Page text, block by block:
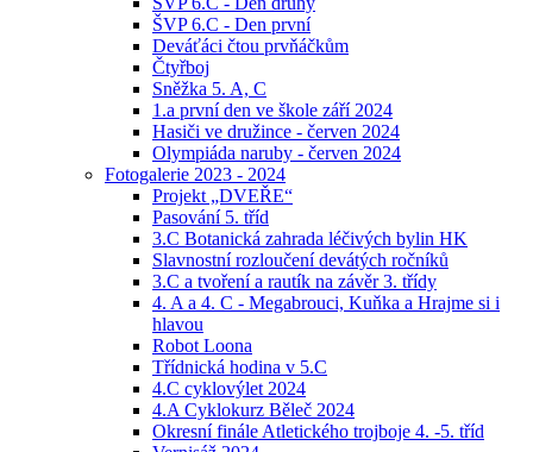
ŠVP 6.C - Den první
Deváťáci čtou prvňáčkům
Čtyřboj
Sněžka 5. A, C
1.a první den ve škole září 2024
Hasiči ve družince - červen 2024
Olympiáda naruby - červen 2024
Fotogalerie 2023 - 2024
Projekt „DVEŘE“
Pasování 5. tříd
3.C Botanická zahrada léčivých bylin HK
Slavnostní rozloučení devátých ročníků
3.C a tvoření a rautík na závěr 3. třídy
4. A a 4. C - Megabrouci, Kuňka a Hrajme si i
hlavou
Robot Loona
Třídnická hodina v 5.C
4.C cyklovýlet 2024
4.A Cyklokurz Běleč 2024
Okresní finále Atletického trojboje 4. -5. tříd